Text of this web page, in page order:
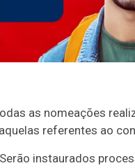
as nomeações
referentes ao
instaurados